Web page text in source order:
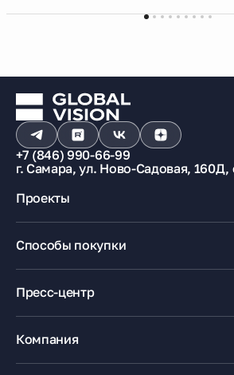
+7 (846) 990-66-99
г. Самара, ул. Ново-Садовая, 160Д,
Проекты
Способы покупки
Ипотека
Рассрочка
Маткапитал
Trade-In
Пресс-центр
Акции
Компания